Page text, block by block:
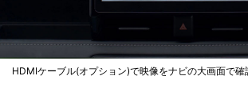
HDMIケーブル(オプション)で映像をナビの大画面で確